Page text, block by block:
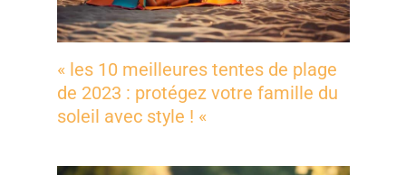
une large gamme d'appareils, des ordinateurs portables
aux mini-ventilateurs en passant par les projecteurs
portables. Le port USB-C de 65W recharge rapidement
les tablettes, tandis que les deux ports USB-A
permettent d'alimenter simultanément votre téléphone,
votre enceinte Bluetooth et d'autres appareils
électroniques lors de vos déplacements ou en cas de
coupure de courant 【Interfaces de sortie
Portable offre une prise secteur (100W), deux ports
« les 10 meilleures tentes de plage
de 2023 : protégez votre famille du
soleil avec style ! «